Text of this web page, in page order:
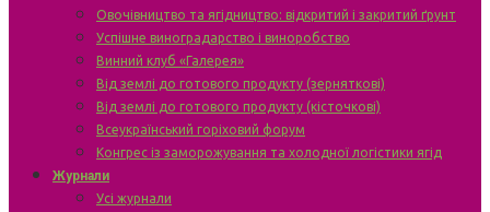
Овочівництво та ягідництво: відкритий і закритий ґрунт
Успішне виноградарство і виноробство
Винний клуб «Галерея»
Від землі до готового продукту (зерняткові)
Від землі до готового продукту (кісточкові)
Всеукраїнський горіховий форум
Конгрес із заморожування та холодної логістики ягід
Журнали
Усі журнали